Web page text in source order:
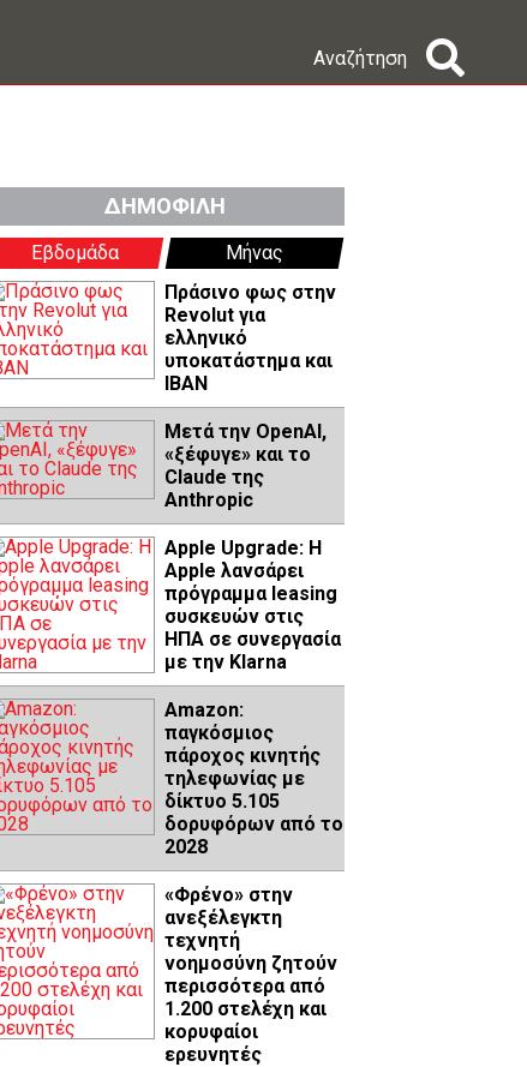
Αναζήτηση
ΔΗΜΟΦΙΛΗ
Εβδομάδα
Μήνας
Πράσινο φως στην
Revolut για
ελληνικό
υποκατάστημα και
IBAN
Μετά την OpenAI,
«ξέφυγε» και το
Claude της
Anthropic
Apple Upgrade: Η
Apple λανσάρει
πρόγραμμα leasing
συσκευών στις
ΗΠΑ σε συνεργασία
με την Klarna
Amazon:
παγκόσμιος
πάροχος κινητής
τηλεφωνίας με
δίκτυο 5.105
δορυφόρων από το
2028
«Φρένο» στην
ανεξέλεγκτη
τεχνητή
νοημοσύνη ζητούν
περισσότερα από
1.200 στελέχη και
κορυφαίοι
ερευνητές